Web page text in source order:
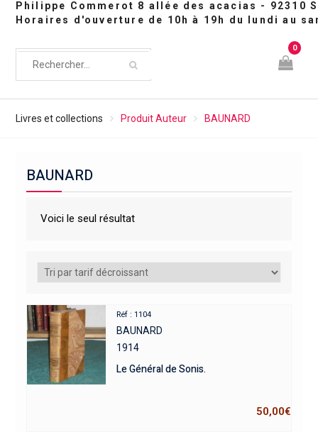
0
Livres et collections Produit Auteur BAUNARD
BAUNARD
Voici le seul résultat
Réf : 1104
BAUNARD
1914
Le Général de Sonis.
50,00€